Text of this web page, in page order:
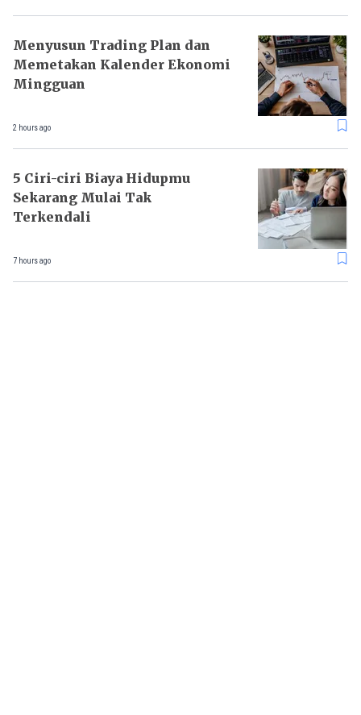
Menyusun Trading Plan dan
Memetakan Kalender Ekonomi
Mingguan
2 hours ago
5 Ciri-ciri Biaya Hidupmu
Sekarang Mulai Tak
Terkendali
7 hours ago